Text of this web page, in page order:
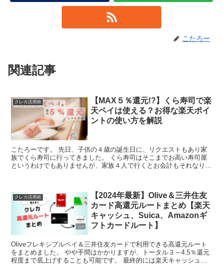
こたろー
関連記事
クレカ活用術
【MAX５％還元!?】くら寿司で楽
天ペイは使える？お得な楽天ポイ
ントの使い方を解説
こたろーです。 先日、子供の４歳の誕生日に、リクエストもあり家
族でくら寿司に行ってきました。 くら寿司はそこまでお高い寿司屋
というわけでもありませんが、家族４人で行くとお会計もそれなりに
クレカ活用術
【2024年最新】Olive＆三井住友
カード高還元ルートまとめ【楽天
キャッシュ、Suica、Amazonギ
フトカードルート】
Oliveフレキシブルペイ＆三井住友カードで利用できる高還元ルート
をまとめました。 やや手間はかかりますが、トータル３～4.5％還元
程度まで底上げすることも可能です。 最終的には楽天キャッシュや